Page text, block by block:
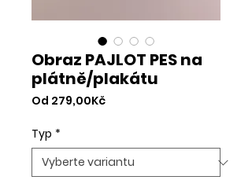
Obraz PAJLOT PES na
plátně/plakátu
Od 279,00KčZvýhodněná
Typ *